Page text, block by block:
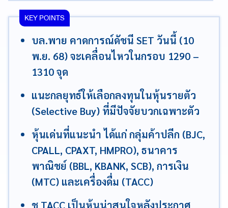
KEY POINTS
บล.พาย คาดการณ์ดัชนี SET วันนี้ (10
พ.ย. 68) จะเคลื่อนไหวในกรอบ 1290 –
1310 จุด
แนะกลยุทธ์ให้เลือกลงทุนในหุ้นรายตัว
(Selective Buy) ที่มีปัจจัยบวกเฉพาะตัว
หุ้นเด่นที่แนะนำ ได้แก่ กลุ่มค้าปลีก (BJC,
CPALL, CPAXT, HMPRO), ธนาคาร
พาณิชย์ (BBL, KBANK, SCB), การเงิน
(MTC) และเครื่องดื่ม (TACC)
ชู TACC เป็นหุ้นน่าสนใจหลังประกาศ